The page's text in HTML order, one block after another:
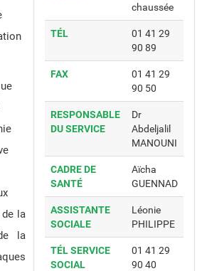
la
la
chaussée
TÉL
01 41 29
90 89
FAX
01 41 29
90 50
RESPONSABLE
DU SERVICE
Dr
Abdeljalil
MANOUNI
CADRE DE
SANTÉ
Aïcha
GUENNAD
ASSISTANTE
SOCIALE
Léonie
PHILIPPE
TÉL SERVICE
SOCIAL
01 41 29
90 40